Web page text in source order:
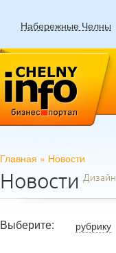
Набережные Челны
Главная » Новости
Новости Дизайн
Выберите: рубрику